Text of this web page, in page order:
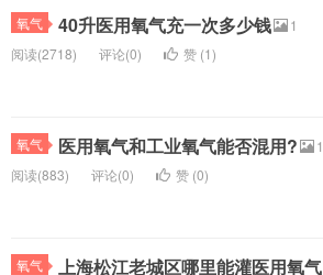
氧气 40升医用氧气充一次多少钱
1
阅读(2718)
评论(0) 赞 (1)
氧气 医用氧气和工业氧气能否混用?
1
阅读(883)
评论(0) 赞 (0)
氧气 上海松江老城区哪里能灌医用氧气